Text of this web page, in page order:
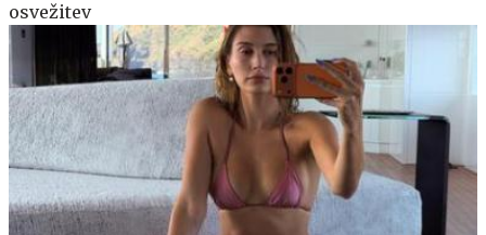
osvežitev